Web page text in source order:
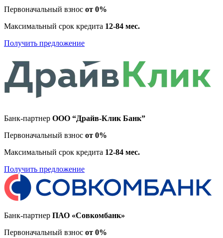
Первоначальный взнос от 0%
Максимальный срок кредита 12-84 мес.
Получить предложение
Банк-партнер ООО “Драйв-Клик Банк”
Первоначальный взнос от 0%
Максимальный срок кредита 12-84 мес.
Получить предложение
Банк-партнер ПАО «Совкомбанк»
Первоначальный взнос от 0%